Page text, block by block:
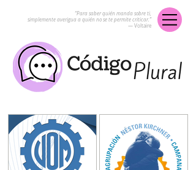
“Para saber quién manda sobre ti,
simplemente averigua a quién no se te permite criticar.”
― Voltaire